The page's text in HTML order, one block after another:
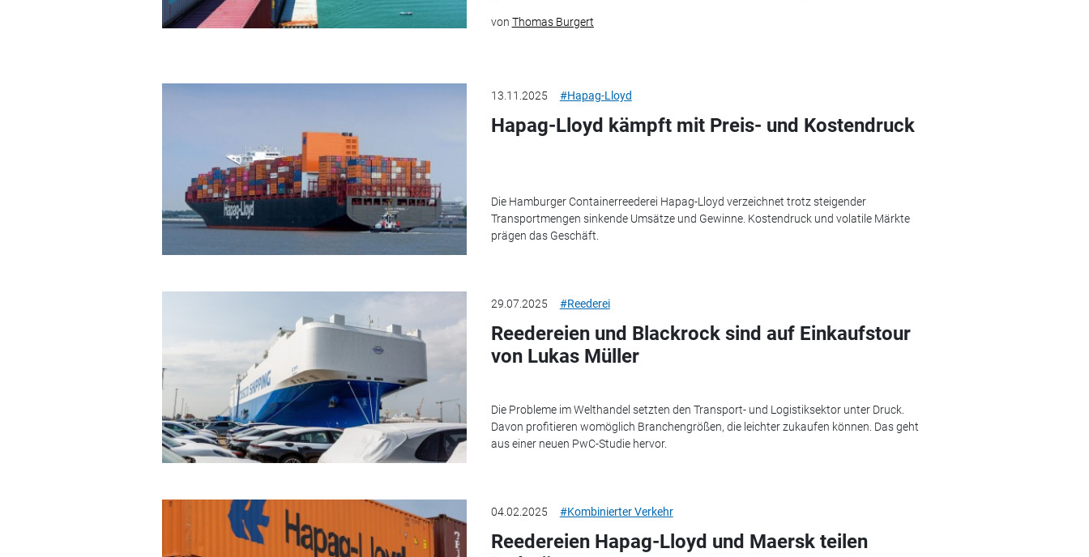
von Thomas Burgert
13.11.2025 #Hapag-Lloyd
Hapag-Lloyd kämpft mit Preis- und Kostendruck
Die Hamburger Containerreederei Hapag-Lloyd verzeichnet trotz steigender
Transportmengen sinkende Umsätze und Gewinne. Kostendruck und volatile Märkte
prägen das Geschäft.
29.07.2025 #Reederei
Reedereien und Blackrock sind auf Einkaufstour
von Lukas Müller
Die Probleme im Welthandel setzten den Transport- und Logistiksektor unter Druck.
Davon profitieren womöglich Branchengrößen, die leichter zukaufen können. Das geht
aus einer neuen PwC-Studie hervor.
04.02.2025 #Kombinierter Verkehr
Reedereien Hapag-Lloyd und Maersk teilen